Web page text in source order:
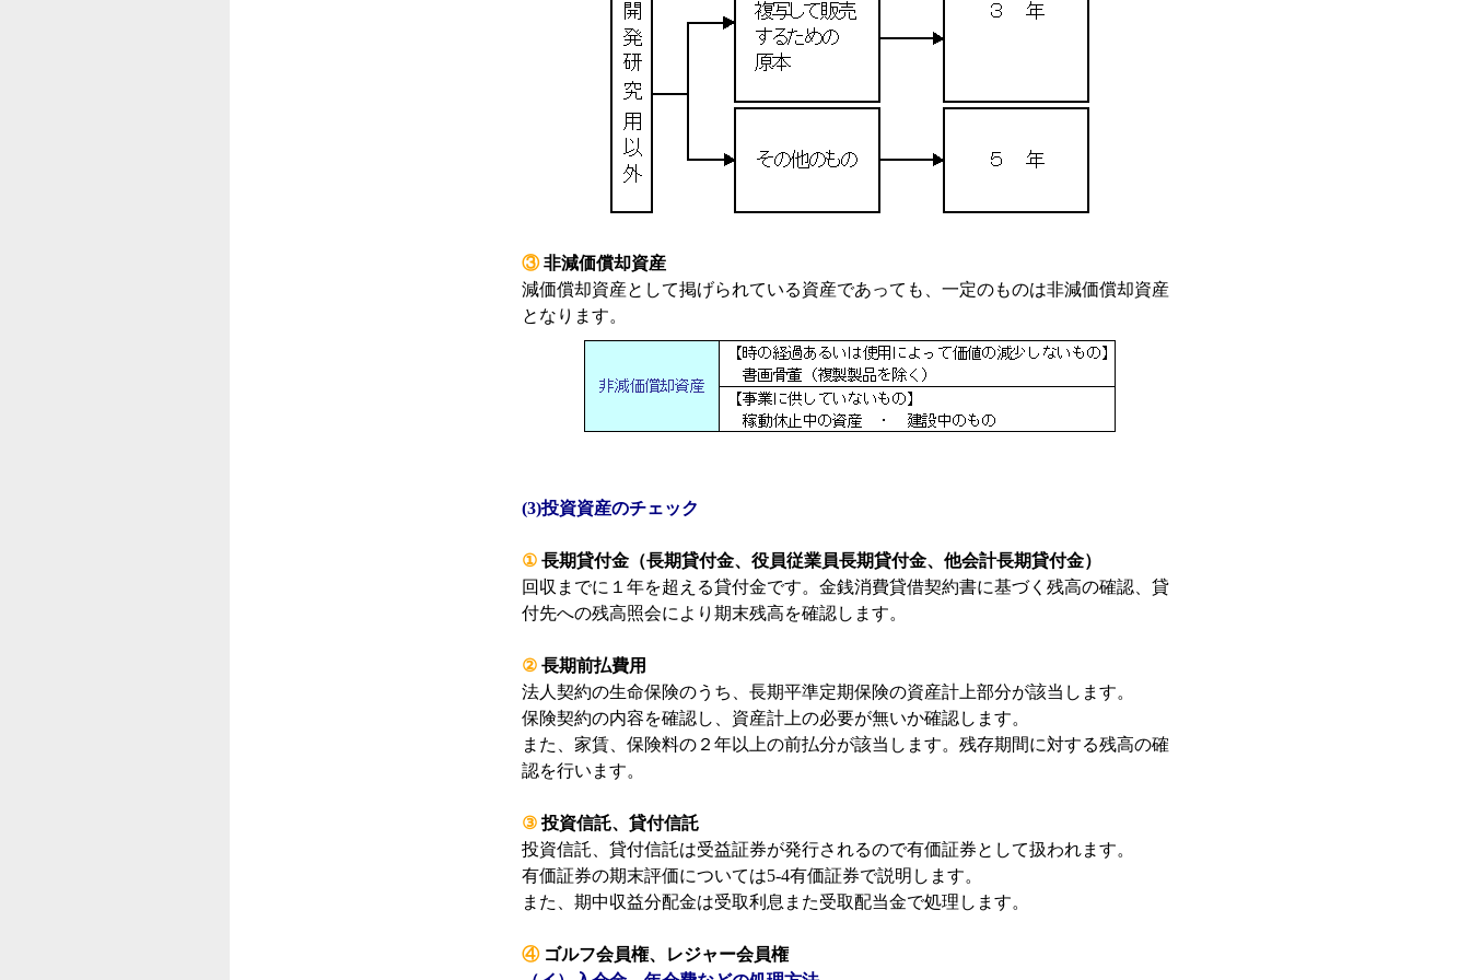
③非減価償却資産
減価償却資産として掲げられている資産であっても、一定のものは非減価償却資産
となります。
(3)投資資産のチェック
① 長期貸付金（長期貸付金、役員従業員長期貸付金、他会計長期貸付金）
回収までに１年を超える貸付金です。金銭消費貸借契約書に基づく残高の確認、貸
付先への残高照会により期末残高を確認します。
② 長期前払費用
法人契約の生命保険のうち、長期平準定期保険の資産計上部分が該当します。
保険契約の内容を確認し、資産計上の必要が無いか確認します。
また、家賃、保険料の２年以上の前払分が該当します。残存期間に対する残高の確
認を行います。
③投資信託、貸付信託
投資信託、貸付信託は受益証券が発行されるので有価証券として扱われます。
有価証券の期末評価については5-4有価証券で説明します。
また、期中収益分配金は受取利息また受取配当金で処理します。
④ゴルフ会員権、レジャー会員権